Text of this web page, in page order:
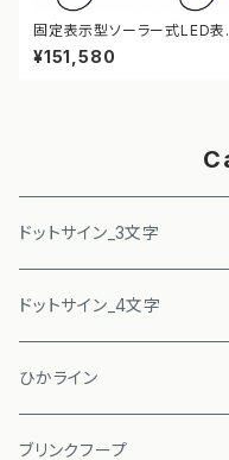
固定表示型ソーラー式LED表
板 ドットサイン【交互通行】【NE
TIS登録】
¥151,580
ドットサイン_3文字
ドットサイン_4文字
ひかライン
ブリンクフープ